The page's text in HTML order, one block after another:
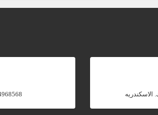
- 03-3931226